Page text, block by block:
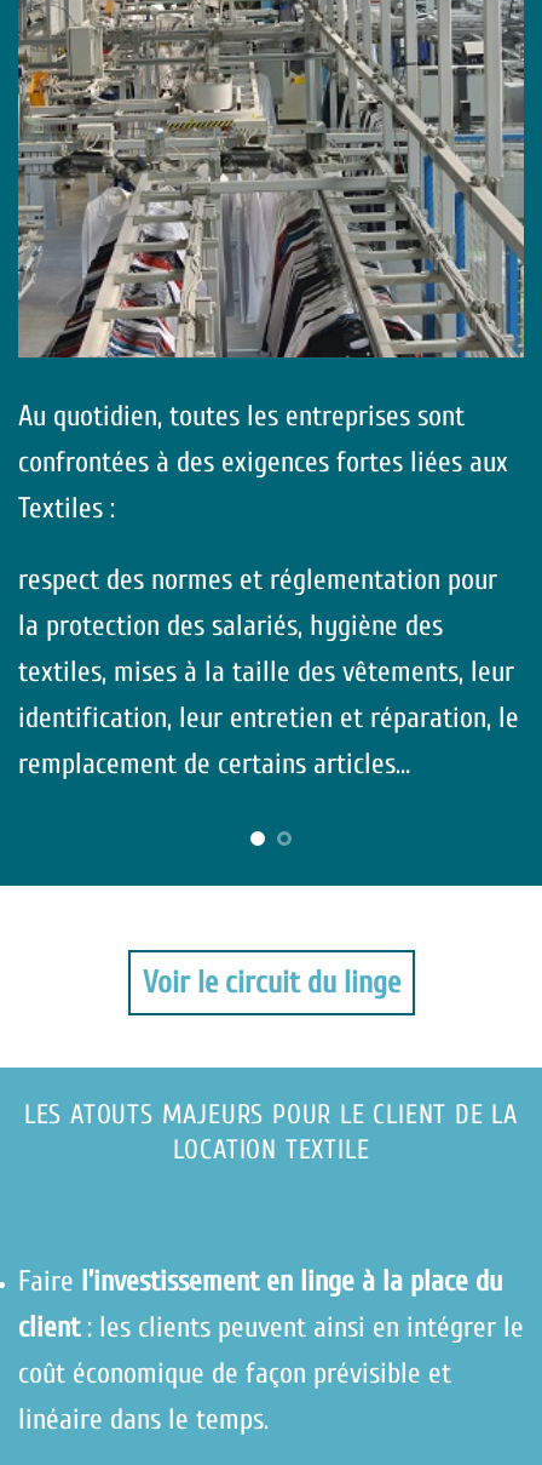
Au quotidien, toutes les entreprises sont
confrontées à des exigences fortes liées aux
Textiles :
respect des normes et réglementation pour
la protection des salariés, hygiène des
textiles, mises à la taille des vêtements, leur
identification, leur entretien et réparation, le
remplacement de certains articles…
Voir le circuit du linge
LES ATOUTS MAJEURS POUR LE CLIENT DE LA
LOCATION TEXTILE
Faire l’investissement en linge à la place du
client: les clients peuvent ainsi en intégrer le
coût économique de façon prévisible et
linéaire dans le temps.